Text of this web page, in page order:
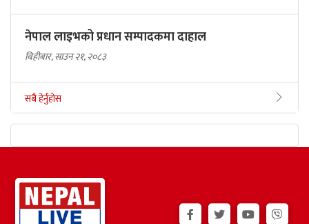
नेपाल लाइभको प्रधान सम्पादकमा दाहाल
बिहीबार, साउन २१, २०८३
सबै हेर्नुहोस